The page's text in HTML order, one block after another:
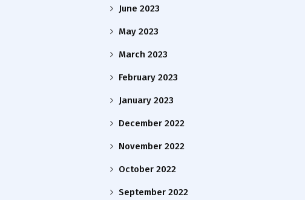
June 2023
May 2023
March 2023
February 2023
January 2023
December 2022
November 2022
October 2022
September 2022